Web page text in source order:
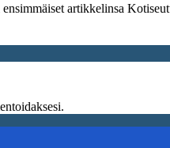
artikkelinsa